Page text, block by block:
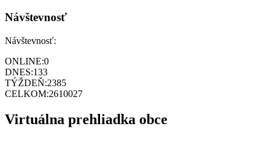
Návštevnosť
Návštevnosť:
ONLINE:0
DNES:133
TÝŽDEŇ:2385
CELKOM:2610027
Virtuálna prehliadka obce